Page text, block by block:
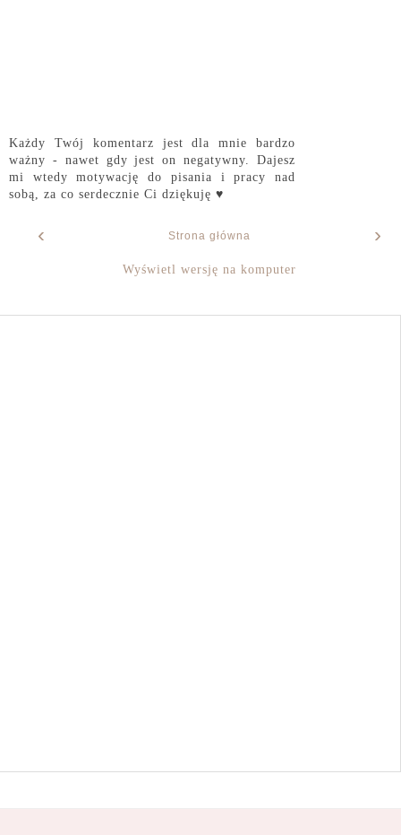
Każdy Twój komentarz jest dla mnie bardzo
ważny - nawet gdy jest on negatywny. Dajesz
mi wtedy motywację do pisania i pracy nad
sobą, za co serdecznie Ci dziękuję ♥
‹ ›
Strona główna
Wyświetl wersję na komputer